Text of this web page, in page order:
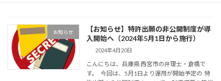
お知らせ
【お知らせ】特許出願の非公開制度が導
入開始へ（2024年5月1日から施行）
2024年4月20日
こんにちは、兵庫県 西宮市の弁理士・倉橋で
す。 今回は、5月1日より運用が開始予定の 特